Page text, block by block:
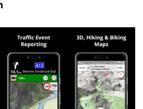
GPS
para la ruta